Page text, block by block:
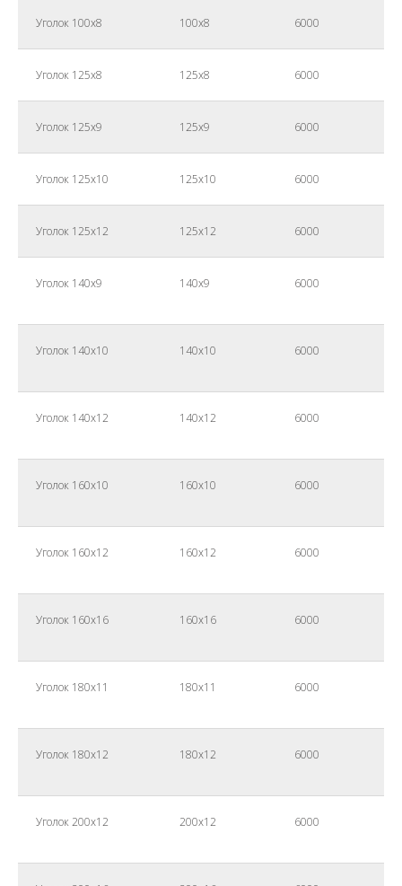
Уголок 100х8 100х8 6000
Уголок 125х8 125х8 6000
Уголок 125х9 125х9 6000
Уголок 125х10 125х10 6000
Уголок 125х12 125х12 6000
Уголок 140х9 140х9 6000
Уголок 140х10 140х10 6000
Уголок 140х12 140х12 6000
Уголок 160х10 160х10 6000
Уголок 160х12 160х12 6000
Уголок 160х16 160х16 6000
Уголок 180х11 180х11 6000
Уголок 180х12 180х12 6000
Уголок 200х12 200х12 6000